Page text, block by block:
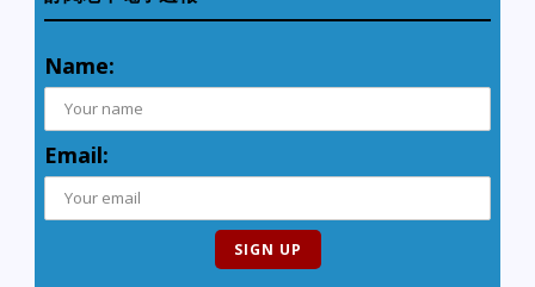
Name:
Email: